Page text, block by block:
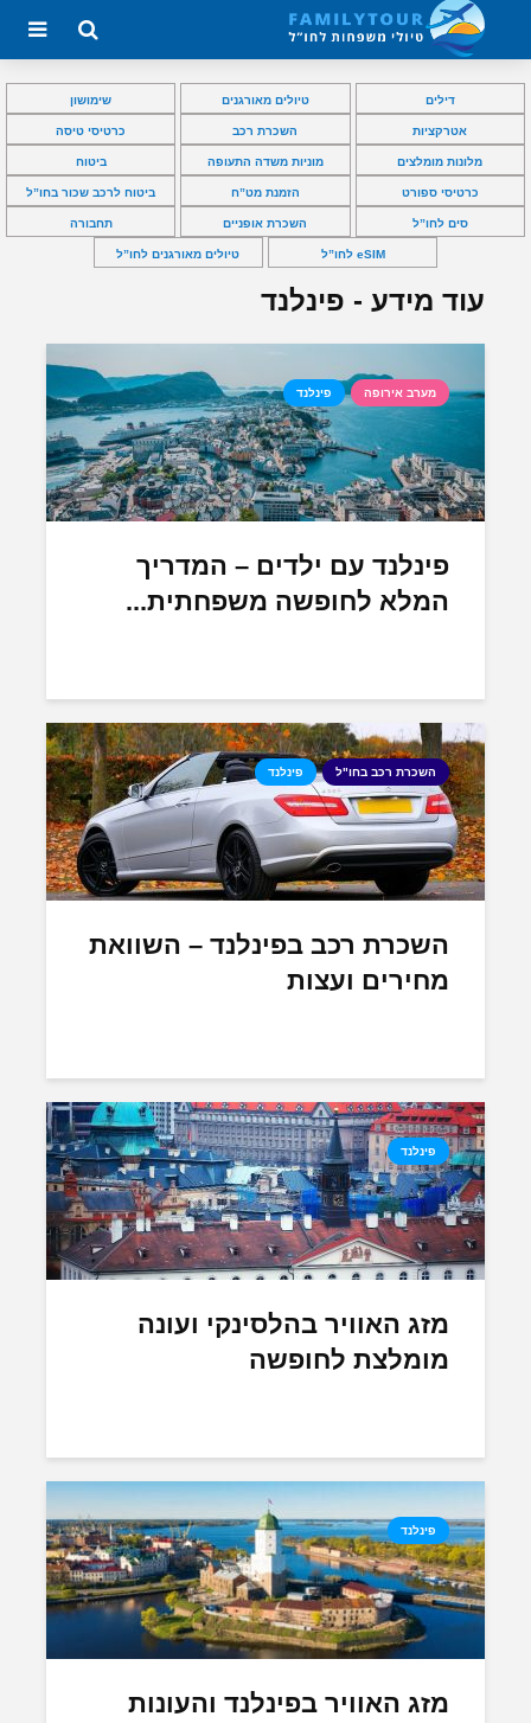
דילים טיולים מאורגנים שימושון
אטרקציות השכרת רכב כרטיסי טיסה
מלונות מומלצים מוניות משדה התעופה ביטוח
כרטיסי ספורט הזמנת מט”ח ביטוח לרכב שכור בחו”ל
סים לחו”ל השכרת אופניים תחבורה
eSIM לחו”ל טיולים מאורגנים לחו”ל
עוד מידע - פינלנד
מערב אירופה פינלנד
פינלנד עם ילדים – המדריך
המלא לחופשה משפחתית...
השכרת רכב בחו"ל פינלנד
השכרת רכב בפינלנד – השוואת
מחירים ועצות
פינלנד
מזג האוויר בהלסינקי ועונה
מומלצת לחופשה
פינלנד
מזג האוויר בפינלנד והעונות